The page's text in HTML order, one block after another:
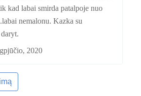
kad labai smirda patalpoje nuo
nemalonu. Kazka su
2020